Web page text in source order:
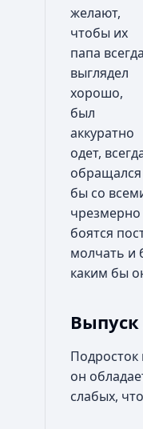
желают,
чтобы их
папа всегда
выглядел
хорошо,
был
аккуратно
одет,
обращался
бы со
боятся
молчать и
каким бы
Выпуск
Подросток
он
слабых,